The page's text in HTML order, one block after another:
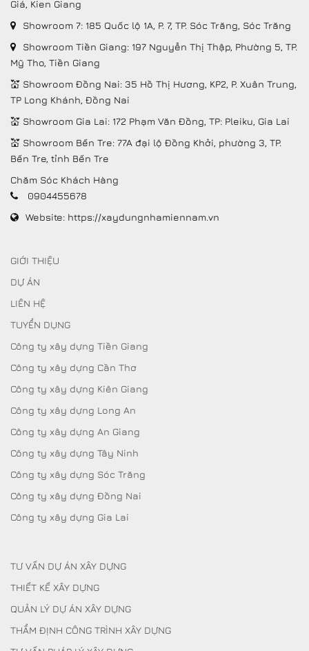
Giá, Kien Giang
Showroom 7: 185 Quốc lộ 1A, P. 7, TP. Sóc Trăng, Sóc Trăng
Showroom Tiền Giang: 197 Nguyễn Thị Thập, Phường 5, TP.
Mỹ Tho, Tiền Giang
💒 Showroom Đồng Nai: 35 Hồ Thị Hương, KP2, P. Xuân Trung,
TP Long Khánh, Đồng Nai
💒 Showroom Gia Lai: 172 Phạm Văn Đồng, TP: Pleiku, Gia Lai
💒 Showroom Bến Tre: 77A đại lộ Đồng Khởi, phường 3, TP.
Bến Tre, tỉnh Bến Tre
Chăm Sóc Khách Hàng
0904455678
Website: https://xaydungnhamiennam.vn
GIỚI THIỆU
DỰ ÁN
LIÊN HỆ
TUYỂN DỤNG
Công ty xây dựng Tiền Giang
Công ty xây dựng Cần Thơ
Công ty xây dựng Kiên Giang
Công ty xây dựng Long An
Công ty xây dựng An Giang
Công ty xây dựng Tây Ninh
Công ty xây dựng Sóc Trăng
Công ty xây dựng Đồng Nai
Công ty xây dựng Gia Lai
TƯ VẤN DỰ ÁN XÂY DỰNG
THIẾT KẾ XÂY DỰNG
QUẢN LÝ DỰ ÁN XÂY DỰNG
THẨM ĐỊNH CÔNG TRÌNH XÂY DỰNG